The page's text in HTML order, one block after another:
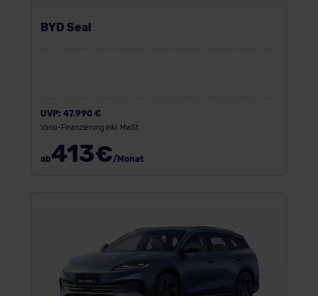
BYD Seal
UVP: 47.990 €
Vario-Finanzierung inkl. MwSt.
ab413€/Monat